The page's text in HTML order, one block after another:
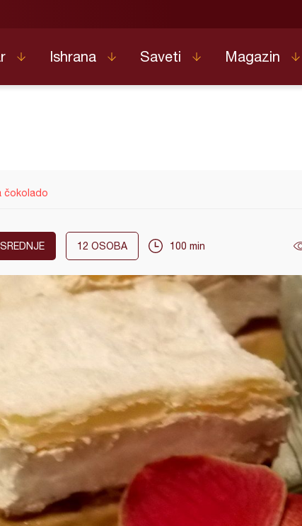
Ishrana Saveti Magazin
čokolado
SREDNJE 12 OSOBA 100 min